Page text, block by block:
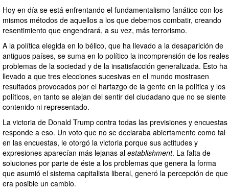
Hoy en día se está enfrentando el fundamentalismo fanático con los
mismos métodos de aquellos a los que debemos combatir, creando
resentimiento que engendrará, a su vez, más terrorismo.
A la política elegida en lo bélico, que ha llevado a la desaparición de
antiguos países, se suma en lo político la incomprensión de los reales
problemas de la sociedad y de la insatisfacción generalizada. Esto ha
llevado a que tres elecciones sucesivas en el mundo mostrasen
resultados provocados por el hartazgo de la gente en la política y los
políticos, en tanto se alejan del sentir del ciudadano que no se siente
contenido ni representado.
La victoria de Donald Trump contra todas las previsiones y encuestas
responde a eso. Un voto que no se declaraba abiertamente como tal
en las encuestas, le otorgó la victoria porque sus actitudes y
expresiones aparecían más lejanas al establishment. La falta de
soluciones por parte de éste a los problemas que genera la forma
que asumió el sistema capitalista liberal, generó la percepción de que
era posible un cambio.